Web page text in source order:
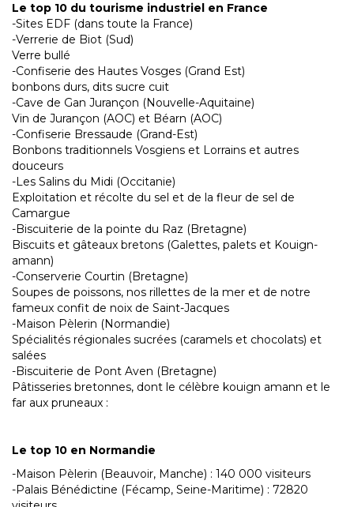
Le top 10 du tourisme industriel en France
-Sites EDF (dans toute la France)
-Verrerie de Biot (Sud)
Verre bullé
-Confiserie des Hautes Vosges (Grand Est)
bonbons durs, dits sucre cuit
-Cave de Gan Jurançon (Nouvelle-Aquitaine)
Vin de Jurançon (AOC) et Béarn (AOC)
-Confiserie Bressaude (Grand-Est)
Bonbons traditionnels Vosgiens et Lorrains et autres
douceurs
-Les Salins du Midi (Occitanie)
Exploitation et récolte du sel et de la fleur de sel de
Camargue
-Biscuiterie de la pointe du Raz (Bretagne)
Biscuits et gâteaux bretons (Galettes, palets et Kouign-
amann)
-Conserverie Courtin (Bretagne)
Soupes de poissons, nos rillettes de la mer et de notre
fameux confit de noix de Saint-Jacques
-Maison Pèlerin (Normandie)
Spécialités régionales sucrées (caramels et chocolats) et
salées
-Biscuiterie de Pont Aven (Bretagne)
Pâtisseries bretonnes, dont le célèbre kouign amann et le
far aux pruneaux :
Le top 10 en Normandie
-Maison Pèlerin (Beauvoir, Manche) : 140 000 visiteurs
-Palais Bénédictine (Fécamp, Seine-Maritime) : 72820